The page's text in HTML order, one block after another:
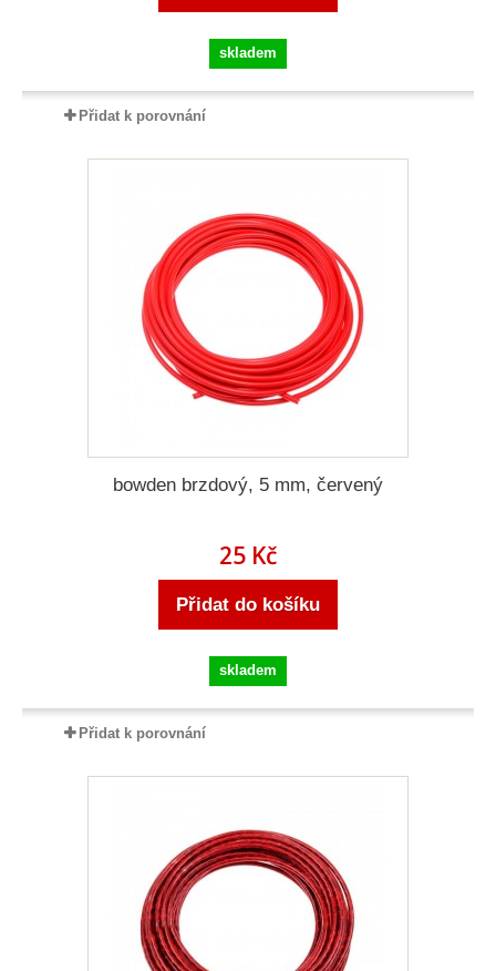
skladem
Přidat k porovnání
bowden brzdový, 5 mm, červený
25 Kč
Přidat do košíku
skladem
Přidat k porovnání